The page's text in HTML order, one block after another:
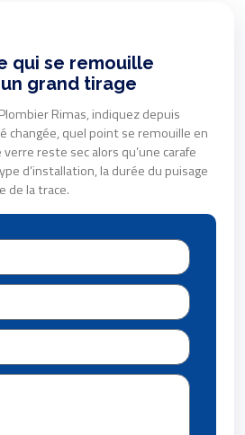
qui se remouille
grand tirage
Rimas, indiquez depuis
changée, quel point se remouille en
reste sec alors qu’une carafe
d’installation, la durée du puisage
de la trace.